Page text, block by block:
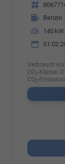
Fahrzeugnr.
Kraftstoff
Benzin
Leistung
140
Verbrauch
CO2-Klasse: D
CO2-